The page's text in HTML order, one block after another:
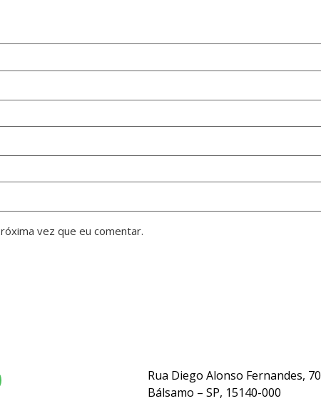
vez que eu comentar.
Rua Diego Alonso Fernandes, 70
Bálsamo – SP, 15140-000